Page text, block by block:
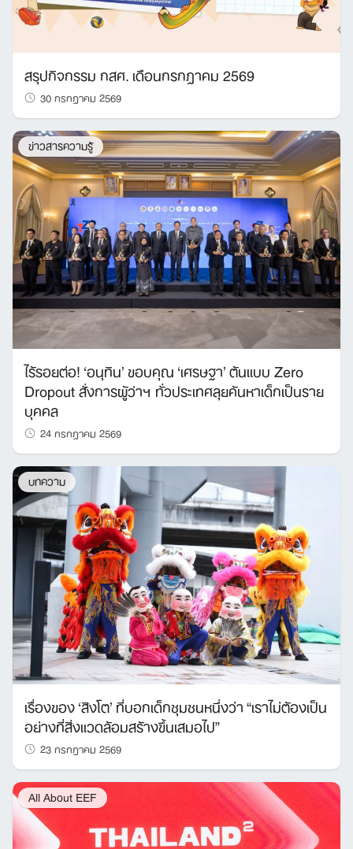
Search
for:
สรุปกิจกรรม กสศ. เดือนกรกฎาคม 2569
30 กรกฎาคม 2569
ข่าวสารความรู้
ไร้รอยต่อ! ‘อนุทิน’ ขอบคุณ ‘เศรษฐา’ ต้นแบบ Zero
Dropout สั่งการผู้ว่าฯ ทั่วประเทศลุยค้นหาเด็กเป็นราย
บุคคล
24 กรกฎาคม 2569
บทความ
เรื่องของ ‘สิงโต’ ที่บอกเด็กชุมชนหนึ่งว่า “เราไม่ต้องเป็น
อย่างที่สิ่งแวดล้อมสร้างขึ้นเสมอไป”
23 กรกฎาคม 2569
All About EEF